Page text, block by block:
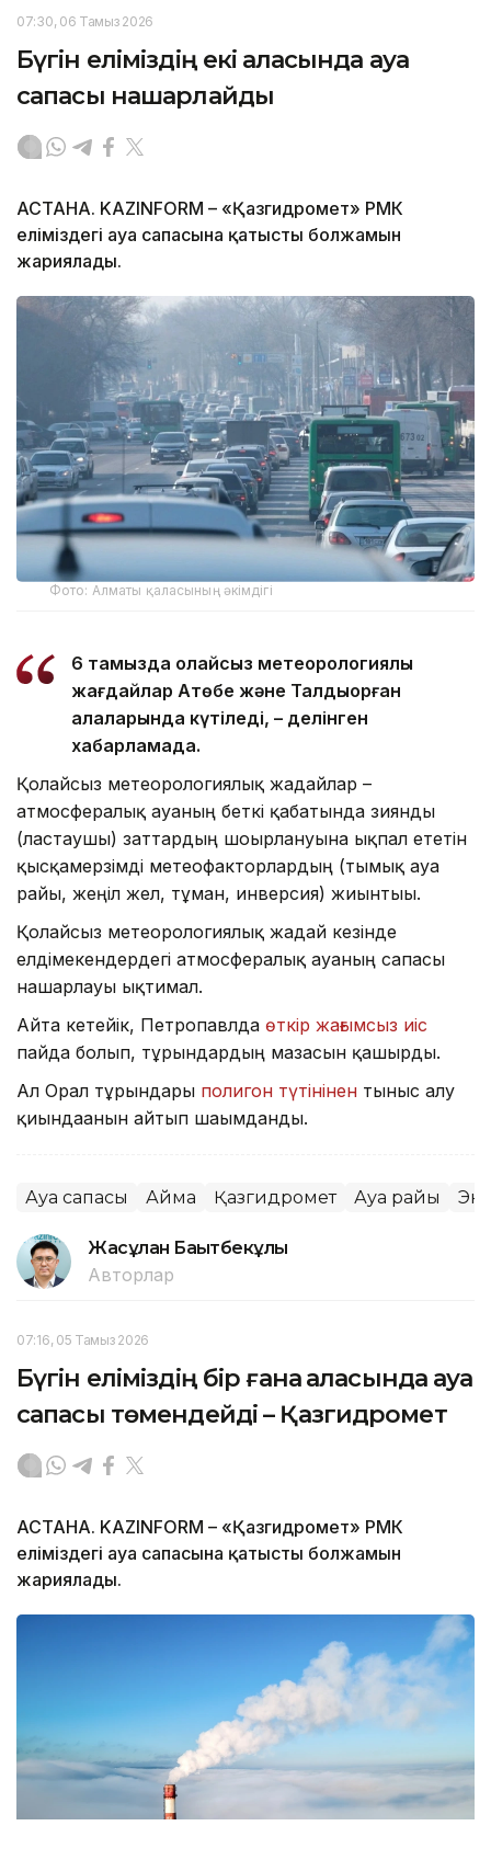
07:30, 06 Тамыз 2026
Бүгін еліміздің екі қаласында ауа
сапасы нашарлайды
АСТАНА. KAZINFORM – «Қазгидромет» РМК
еліміздегі ауа сапасына қатысты болжамын
жариялады.
Фото: Алматы қаласының әкімдігі
6 тамызда қолайсыз метеорологиялық
жағдайлар Ақтөбе және Талдықорған
қалаларында күтіледі, – делінген
хабарламада.
Қолайсыз метеорологиялық жағдайлар –
атмосфералық ауаның беткі қабатында зиянды
(ластаушы) заттардың шоғырлануына ықпал ететін
қысқамерзімді метеофакторлардың (тымық ауа
райы, жеңіл жел, тұман, инверсия) жиынтығы.
Қолайсыз метеорологиялық жағдай кезінде
елдімекендердегі атмосфералық ауаның сапасы
нашарлауы ықтимал.
Айта кетейік, Петропавлда өткір жағымсыз иіс
пайда болып, тұрғындардың мазасын қашырды.
Ал Орал тұрғындары полигон түтінінен тыныс алу
қиындағанын айтып шағымданды.
Ауа сапасы Аймақ Қазгидромет Ауа райы
Жасұлан Бақытбекұлы
Авторлар
07:16, 05 Тамыз 2026
Бүгін еліміздің бір ғана қаласында ауа
сапасы төмендейді – Қазгидромет
АСТАНА. KAZINFORM – «Қазгидромет» РМК
еліміздегі ауа сапасына қатысты болжамын
жариялады.